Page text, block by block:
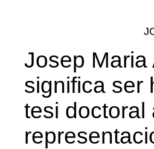
Josep
significa ser
tesi doctoral